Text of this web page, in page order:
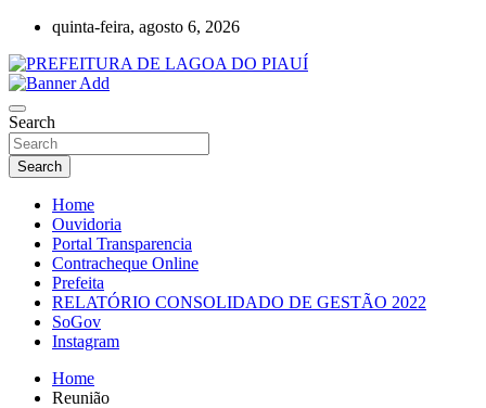
Skip
content
quinta-feira, agosto 6, 2026
PREFEITURA DE LAGOA DO PIAUÍ
Search
Search
Home
Ouvidoria
Portal Transparencia
Contracheque Online
Prefeita
RELATÓRIO CONSOLIDADO DE GESTÃO 2022
SoGov
Instagram
Home
Reunião